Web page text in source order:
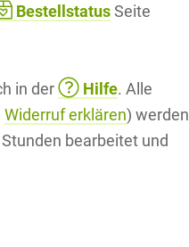
BestellstatusSeite
in der Hilfe. Alle
Widerruf erklären) werden
bearbeitet und